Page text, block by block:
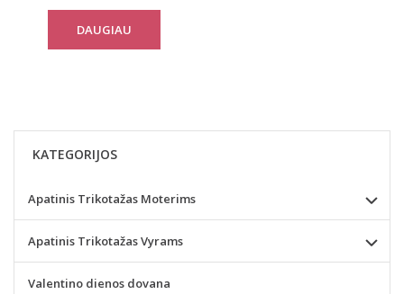
DAUGIAU
KATEGORIJOS
Apatinis Trikotažas Moterims
Apatinis Trikotažas Vyrams
Valentino dienos dovana